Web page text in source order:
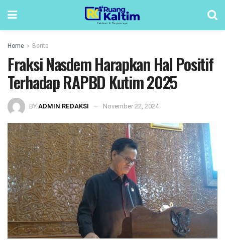
Home Berita
Fraksi Nasdem Harapkan Hal Positif
Terhadap RAPBD Kutim 2025
BYADMIN REDAKSI November 22, 2024